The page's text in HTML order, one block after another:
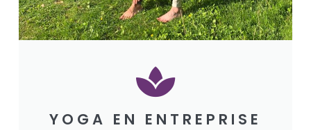
YOGA EN ENTREPRISE